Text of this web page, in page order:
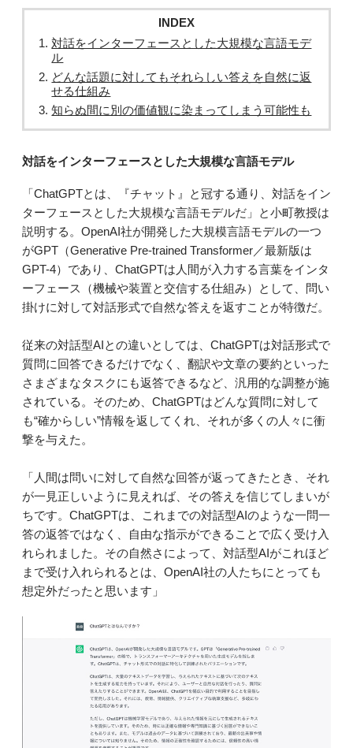
INDEX
対話をインターフェースとした大規模な言語モデ
ル
どんな話題に対してもそれらしい答えを自然に返
せる仕組み
知らぬ間に別の価値観に染まってしまう可能性も
対話をインターフェースとした大規模な言語モデル
「ChatGPTとは、『チャット』と冠する通り、対話をイン
ターフェースとした大規模な言語モデルだ」と小町教授は
説明する。OpenAI社が開発した大規模言語モデルの一つ
がGPT（Generative Pre-trained Transformer／最新版は
GPT-4）であり、ChatGPTは人間が入力する言葉をインタ
ーフェース（機械や装置と交信する仕組み）として、問い
掛けに対して対話形式で自然な答えを返すことが特徴だ。
従来の対話型AIとの違いとしては、ChatGPTは対話形式で
質問に回答できるだけでなく、翻訳や文章の要約といった
さまざまなタスクにも返答できるなど、汎用的な調整が施
されている。そのため、ChatGPTはどんな質問に対して
も“確からしい”情報を返してくれ、それが多くの人々に衝
撃を与えた。
「人間は問いに対して自然な回答が返ってきたとき、それ
が一見正しいように見えれば、その答えを信じてしまいが
ちです。ChatGPTは、これまでの対話型AIのような一問一
答の返答ではなく、自由な指示ができることで広く受け入
れられました。その自然さによって、対話型AIがこれほど
まで受け入れられるとは、OpenAI社の人たちにとっても
想定外だったと思います」